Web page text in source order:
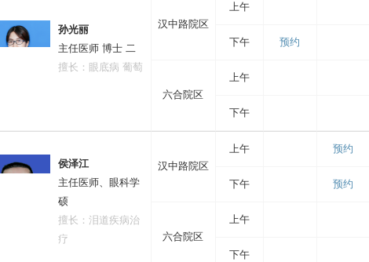
孙光丽
主任医师 博士 二
擅长：眼底病 葡萄
汉中路院区
上午
下午 预约
六合院区
上午
下午
侯泽江
主任医师、眼科学
硕
擅长：泪道疾病治
疗
汉中路院区
上午 预约
下午 预约
六合院区
上午
下午